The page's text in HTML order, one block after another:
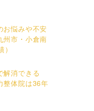
お悩みや不安
州市・小倉南
解消できる
整体院は36年